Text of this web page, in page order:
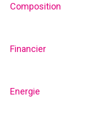
Composition
Financier
Energie